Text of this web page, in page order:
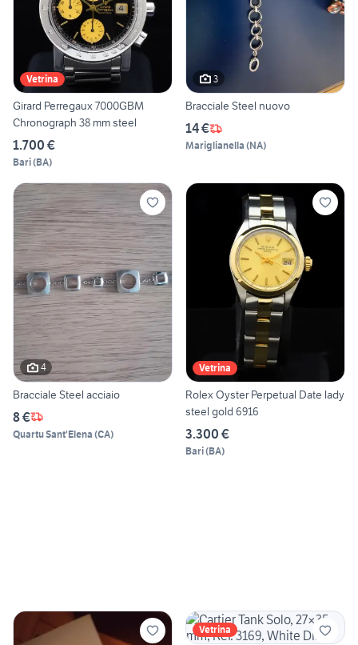
Vetrina
Girard Perregaux 7000GBM
Chronograph 38 mm steel
1.700 €
Bari(BA)
3
Bracciale Steel nuovo
14 €
Mariglianella (NA)
4
Bracciale Steel acciaio
8 €
Quartu Sant'Elena (CA)
Vetrina
Rolex Oyster Perpetual Date lady
steel gold 6916
3.300 €
Bari(BA)
Vetrina